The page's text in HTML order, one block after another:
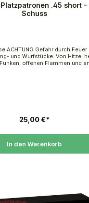
.45 short -
Schuss
ACHTUNG Gefahr durch Feuer
und Wurfstücke. Von Hitze,
offenen Flammen und
25,00 €*
In den Warenkorb